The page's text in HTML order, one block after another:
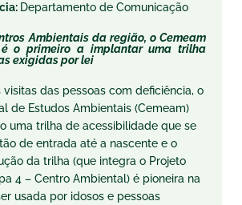
Departamento de Comunicação
Ambientais da região, o Cemeam
o primeiro a implantar uma trilha
exigidas por lei
visitas das pessoas com deficiência, o
de Estudos Ambientais (Cemeam)
uma trilha de acessibilidade que se
de entrada até a nascente e o
da trilha (que integra o Projeto
4 – Centro Ambiental) é pioneira na
usada por idosos e pessoas